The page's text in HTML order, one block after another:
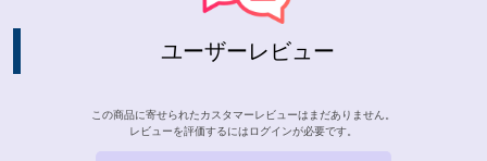
ユーザーレビュー
この商品に寄せられたカスタマーレビューはまだありません。
レビューを評価するには ログインが必要です。